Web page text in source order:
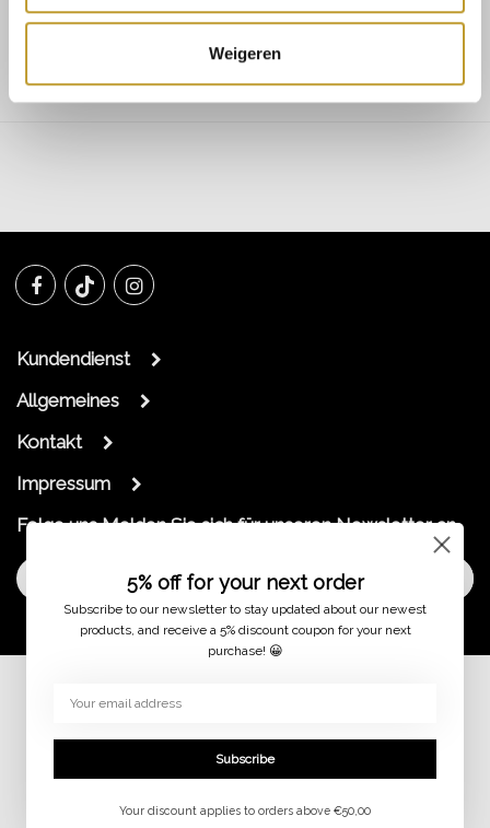
Weigeren
Cameron flats black
Kundendienst
Allgemeines
Kontakt
Impressum
Folge uns Melden Sie sich für unseren Newsletter an
Melde dich an
5% off for your next order
Subscribe to our newsletter to stay updated about our newest
products, and receive a 5% discount coupon for your next
purchase! 😀
Subscribe
Your discount applies to orders above €50,00